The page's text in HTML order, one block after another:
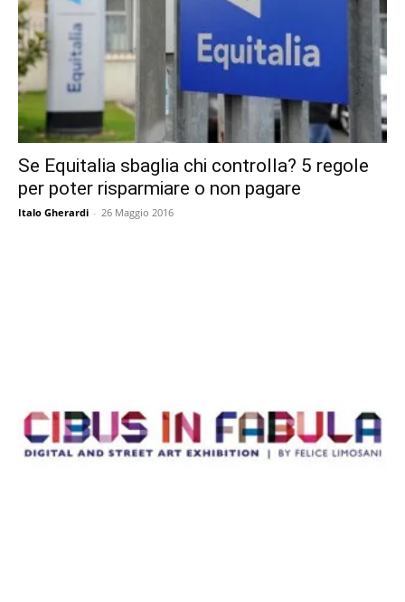
Se Equitalia sbaglia chi controlla? 5 regole
per poter risparmiare o non pagare
Italo Gherardi - 26 Maggio 2016